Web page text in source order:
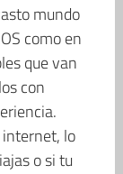
mundo
como en
que van
con
internet, lo
o si tu